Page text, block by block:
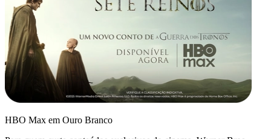
HBO Max em Ouro Branco